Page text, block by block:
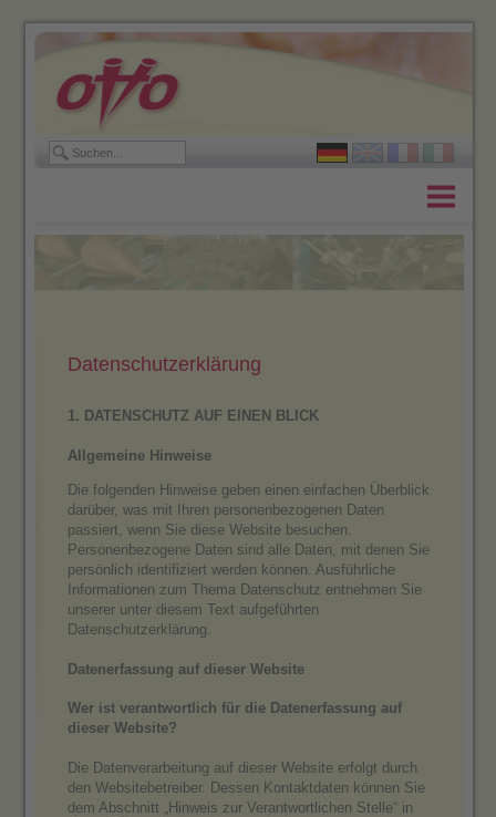
Datenschutzerklärung
1. DATENSCHUTZ AUF EINEN BLICK
Allgemeine Hinweise
Die folgenden Hinweise geben einen einfachen Überblick
darüber, was mit Ihren personenbezogenen Daten
passiert, wenn Sie diese Website besuchen.
Personenbezogene Daten sind alle Daten, mit denen Sie
persönlich identifiziert werden können. Ausführliche
Informationen zum Thema Datenschutz entnehmen Sie
unserer unter diesem Text aufgeführten
Datenschutzerklärung.
Datenerfassung auf dieser Website
Wer ist verantwortlich für die Datenerfassung auf
dieser Website?
Die Datenverarbeitung auf dieser Website erfolgt durch
den Websitebetreiber. Dessen Kontaktdaten können Sie
dem Abschnitt „Hinweis zur Verantwortlichen Stelle“ in